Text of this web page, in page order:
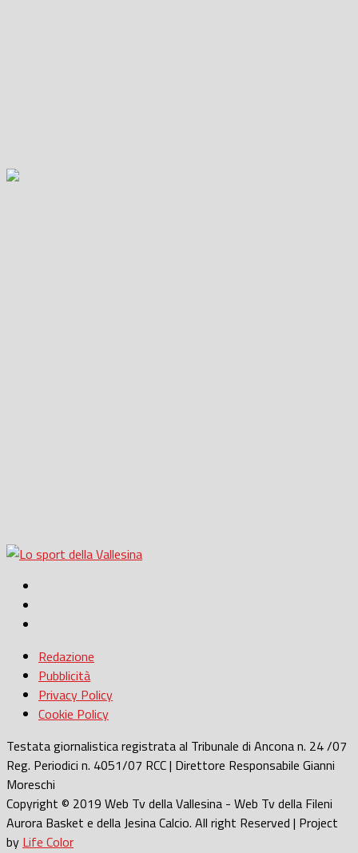
Redazione
Pubblicità
Privacy Policy
Cookie Policy
Testata giornalistica registrata al Tribunale di Ancona n. 24 /07
Reg. Periodici n. 4051/07 RCC | Direttore Responsabile Gianni
Moreschi
Copyright © 2019 Web Tv della Vallesina - Web Tv della Fileni
Aurora Basket e della Jesina Calcio. All right Reserved | Project
by Life Color